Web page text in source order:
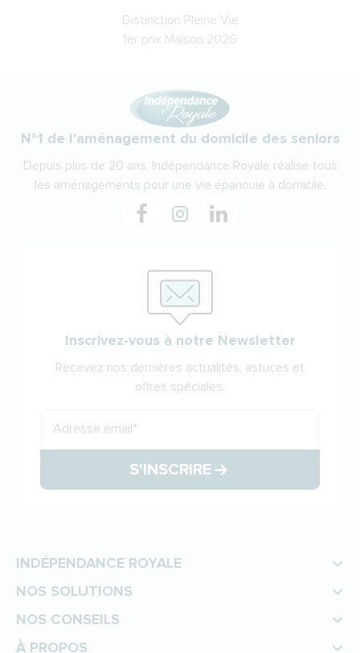
Distinction Pleine Vie
1er prix Maison 2026
N°1 de l'aménagement du domicile des seniors
Depuis plus de 20 ans, Indépendance Royale réalise tous
les aménagements pour une vie épanouie à domicile.
Inscrivez-vous à notre Newsletter
Recevez nos dernières actualités, astuces et
offres spéciales.
Adresse email*
S'INSCRIRE
INDÉPENDANCE ROYALE
NOS SOLUTIONS
NOS CONSEILS
À PROPOS